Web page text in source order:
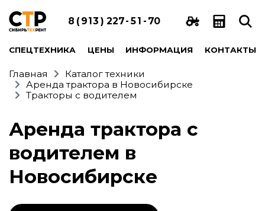
8 (913 ) 227- 51 - 70
СПЕЦТЕХНИКА ЦЕНЫ ИНФОРМАЦИЯ КОНТАКТЫ
Главная
Каталог техники
Аренда трактора в Новосибирске
Тракторы с водителем
Аренда трактора с
водителем в
Новосибирске